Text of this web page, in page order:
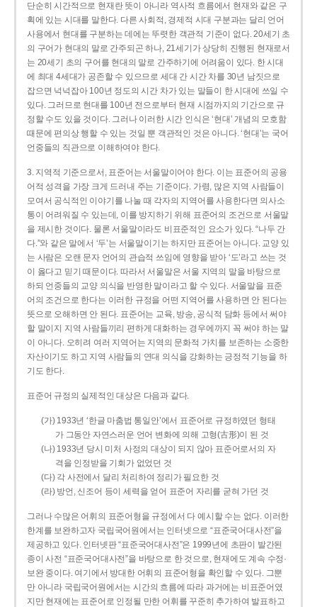
단순히 시간적으로 현재란 뜻이 아니라 역사적 흐름에서 현재와 같은 구
획에 있는 시대를 말한다. 다른 사회적, 경제적 시대 구분과는 달리 언어
사용에서 현대를 구분하는 데에는 뚜렷한 객관적 기준이 없다. 20세기 초
의 구어가 현대의 말로 간주되곤 하나, 21세기가 상당히 진행된 현재로서
는 20세기 초의 구어를 현대의 말로 간주하기에 어려움이 있다. 한 시대
에 최대 4세대가 공존할 수 있으므로 세대 간 시간 차를 30년 남짓으로
잡으면 넉넉잡아 100년 정도의 시간 차가 있는 말들이 한 시대에 쓰일 수
있다. 그러므로 현대를 100년 전으로부터 현재 시점까지의 기간으로 규
정할 수도 있을 것이다. 그러나 이러한 시간 인식은 ‘현대’ 개념의 모호함
때문에 편의상 행할 수 있는 것일 뿐 객관적인 것은 아니다. ‘현대’는 국어
언중들의 직관으로 이해하여야 한다.
3. 지역적 기준으로서, 표준어는 서울말이어야 한다. 이는 표준어의 공용
어적 성격을 가장 크게 드러내 주는 기준이다. 가령, 많은 지역 사람들이
모여서 공식적인 이야기를 나눌 때 각자의 지역어를 사용한다면 의사소
통이 어려워질 수 있는데, 이를 방지하기 위해 표준어의 조건으로 서울말
을 제시한 것이다. 물론 서울말이라도 비표준적인 요소가 있다. “나두 간
다.”와 같은 말에서 ‘두’는 서울말이기는 하지만 표준어는 아니다. 교양 있
는 사람은 오랜 문자 언어의 관습적 쓰임에 영향을 받아 ‘도’라고 쓰는 것
이 옳다고 믿기 때문이다. 따라서 서울말은 서울 지역의 말을 바탕으로
하되 언중들의 교양 의식을 반영한 말이라고 할 수 있다. 서울말을 표준
어의 조건으로 한다는 이러한 규정을 어떤 지역어를 사용하면 안 된다는
뜻으로 오해하면 안 된다. 표준어는 교육, 방송, 공식적 담화 등에서 써야
할 말이지 지역 사람들끼리 편하게 대화하는 경우에까지 꼭 써야 하는 말
이 아니다. 오히려 여러 지역어는 지역의 문화적 가치를 보존하는 소중한
자산이기도 하고 지역 사람들의 연대 의식을 강화하는 긍정적 기능을 하
기도 한다.
표준어 규정의 실제적인 대상은 다음과 같다.
(가) 1933년 ‘한글 마춤법 통일안’에서 표준어로 규정하였던 형태
가 그동안 자연스러운 언어 변화에 의해 고형(古形)이 된 것
(나) 1933년 당시 미처 사정의 대상이 되지 않아 표준어로서의 자
격을 인정받을 기회가 없었던 것
(다) 각 사전에서 달리 처리하여 정리가 필요한 것
(라) 방언, 신조어 등이 세력을 얻어 표준어 자리를 굳혀 가던 것
그러나 수많은 어휘의 표준어형을 규정에서 다 예시할 수는 없다. 이러한
한계를 보완하고자 국립국어원에서는 인터넷으로 “표준국어대사전”을
제공하고 있다. 인터넷판 “표준국어대사전”은 1999년에 초판이 발간된
종이 사전 “표준국어대사전”을 바탕으로 한 것으로, 현재에도 계속 수정·
보완 중이다. 여기에서 방대한 어휘의 표준어형을 확인할 수 있다. 그뿐
만 아니라 국립국어원에서는 시간의 흐름에 따라 과거에는 비표준어였
지만 현재에는 표준어로 인정될 만한 어휘를 꾸준히 추가하여 발표하고